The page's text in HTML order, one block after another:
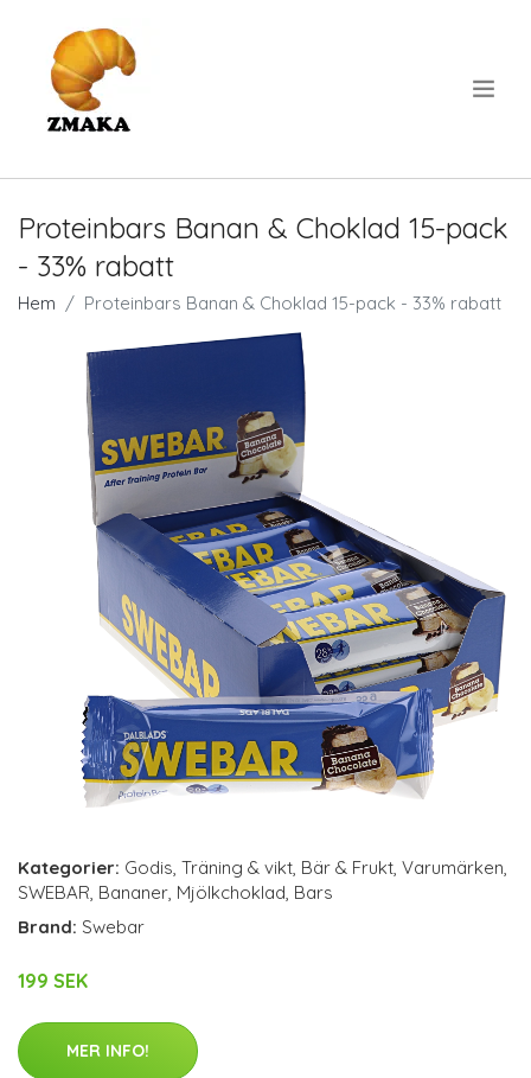
Proteinbars Banan & Choklad 15-pack
- 33% rabatt
Hem Proteinbars Banan & Choklad 15-pack - 33% rabatt
Kategorier: Godis, Träning & vikt, Bär & Frukt, Varumärken,
SWEBAR, Bananer, Mjölkchoklad, Bars
Brand: Swebar
199 SEK
MER INFO!